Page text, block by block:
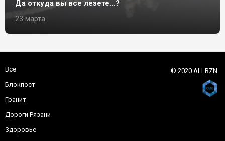
Да откуда вы все лезете…?
23 марта
Все
Блокпост
Гранит
Дороги Рязани
Здоровье
© 2020 ALLRZN